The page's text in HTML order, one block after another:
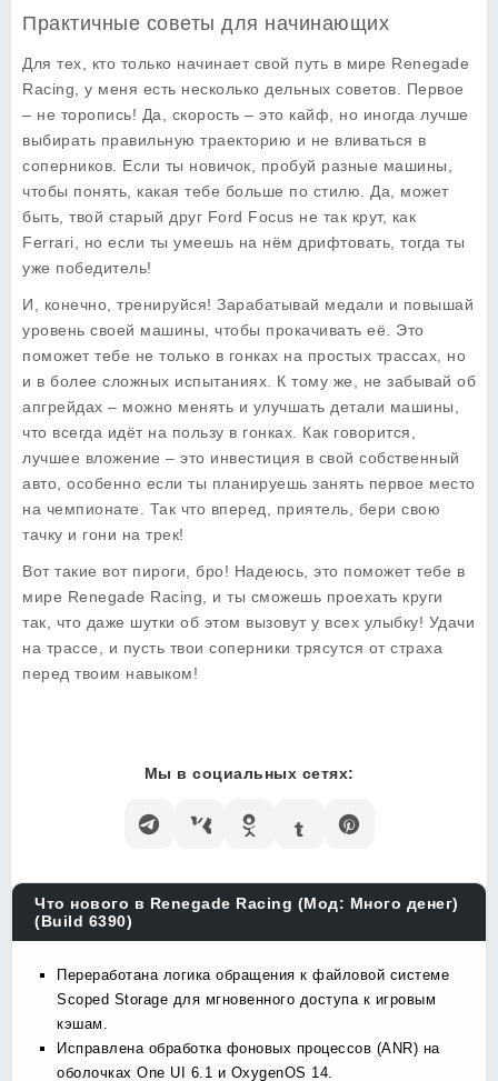
Практичные советы для начинающих
Для тех, кто только начинает свой путь в мире Renegade
Racing, у меня есть несколько дельных советов. Первое
– не торопись! Да, скорость – это кайф, но иногда лучше
выбирать правильную траекторию и не вливаться в
соперников. Если ты новичок, пробуй разные машины,
чтобы понять, какая тебе больше по стилю. Да, может
быть, твой старый друг Ford Focus не так крут, как
Ferrari, но если ты умеешь на нём дрифтовать, тогда ты
уже победитель!
И, конечно, тренируйся! Зарабатывай медали и повышай
уровень своей машины, чтобы прокачивать её. Это
поможет тебе не только в гонках на простых трассах, но
и в более сложных испытаниях. К тому же, не забывай об
апгрейдах – можно менять и улучшать детали машины,
что всегда идёт на пользу в гонках. Как говорится,
лучшее вложение – это инвестиция в свой собственный
авто, особенно если ты планируешь занять первое место
на чемпионате. Так что вперед, приятель, бери свою
тачку и гони на трек!
Вот такие вот пироги, бро! Надеюсь, это поможет тебе в
мире Renegade Racing, и ты сможешь проехать круги
так, что даже шутки об этом вызовут у всех улыбку! Удачи
на трассе, и пусть твои соперники трясутся от страха
перед твоим навыком!
Мы в социальных сетях:
Что нового в Renegade Racing (Мод: Много денег)
(Build 6390)
Переработана логика обращения к файловой системе
Scoped Storage для мгновенного доступа к игровым
кэшам.
Исправлена обработка фоновых процессов (ANR) на
оболочках One UI 6.1 и OxygenOS 14.